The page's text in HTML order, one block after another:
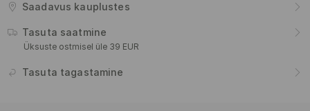
Saadavus kauplustes
Tasuta saatmine
Üksuste ostmisel üle 39 EUR
Tasuta tagastamine